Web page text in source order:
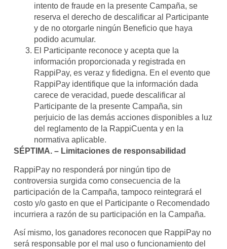
intento de fraude en la presente Campaña, se
reserva el derecho de descalificar al Participante
y de no otorgarle ningún Beneficio que haya
podido acumular.
El Participante reconoce y acepta que la
información proporcionada y registrada en
RappiPay, es veraz y fidedigna. En el evento que
RappiPay identifique que la información dada
carece de veracidad, puede descalificar al
Participante de la presente Campaña, sin
perjuicio de las demás acciones disponibles a luz
del reglamento de la RappiCuenta y en la
normativa aplicable.
SÉPTIMA. – Limitaciones de responsabilidad
RappiPay no responderá por ningún tipo de
controversia surgida como consecuencia de la
participación de la Campaña, tampoco reintegrará el
costo y/o gasto en que el Participante o Recomendado
incurriera a razón de su participación en la Campaña.
Así mismo, los ganadores reconocen que RappiPay no
será responsable por el mal uso o funcionamiento del